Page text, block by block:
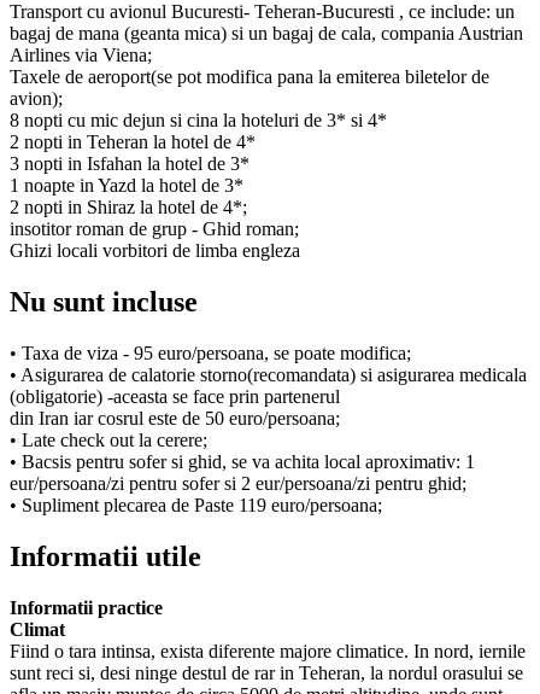
Transport cu avionul Bucuresti- Teheran-Bucuresti , ce include: un
bagaj de mana (geanta mica) si un bagaj de cala, compania Austrian
Airlines via Viena;
Taxele de aeroport(se pot modifica pana la emiterea biletelor de
avion);
8 nopti cu mic dejun si cina la hoteluri de 3* si 4*
2 nopti in Teheran la hotel de 4*
3 nopti in Isfahan la hotel de 3*
1 noapte in Yazd la hotel de 3*
2 nopti in Shiraz la hotel de 4*;
insotitor roman de grup - Ghid roman;
Ghizi locali vorbitori de limba engleza
Nu sunt incluse
• Taxa de viza - 95 euro/persoana, se poate modifica;
• Asigurarea de calatorie storno(recomandata) si asigurarea medicala
(obligatorie) -aceasta se face prin partenerul
din Iran iar cosrul este de 50 euro/persoana;
• Late check out la cerere;
• Bacsis pentru sofer si ghid, se va achita local aproximativ: 1
eur/persoana/zi pentru sofer si 2 eur/persoana/zi pentru ghid;
• Supliment plecarea de Paste 119 euro/persoana;
Informatii utile
Informatii practice
Climat
Fiind o tara intinsa, exista diferente majore climatice. In nord, iernile
sunt reci si, desi ninge destul de rar in Teheran, la nordul orasului se